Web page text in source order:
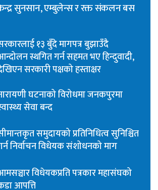
सुनसान, एम्बुलेन्स र रक्त संकलन बस
१३ बुँदे मागपत्र बुझाउँदै
स्थगित गर्न सहमत भए हिन्दुवादी,
सरकारी पक्षको हस्ताक्षर
घटनाको विरोधमा जनकपुरमा
सेवा बन्द
समुदायको प्रतिनिधित्व सुनिश्चित
निर्वाचन विधेयक संशोधनको माग
विधेयकप्रति पत्रकार महासंघको
आपत्ति